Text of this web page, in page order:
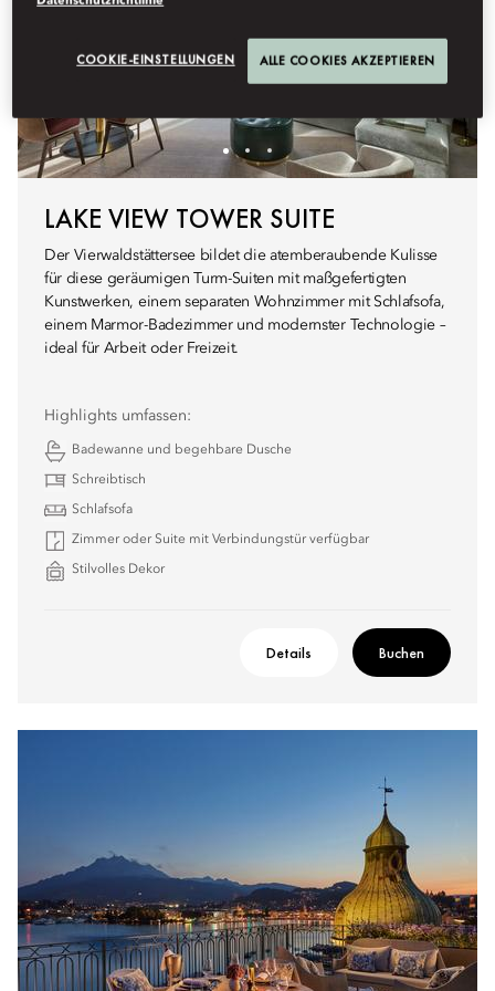
LAKE VIEW TOWER SUITE
Der Vierwaldstättersee bildet die atemberaubende Kulisse
für diese geräumigen Turm-Suiten mit maßgefertigten
Kunstwerken, einem separaten Wohnzimmer mit Schlafsofa,
einem Marmor-Badezimmer und modernster Technologie –
ideal für Arbeit oder Freizeit.
Highlights umfassen:
Badewanne und begehbare Dusche
Schreibtisch
Schlafsofa
Zimmer oder Suite mit Verbindungstür verfügbar
Stilvolles Dekor
Details Buchen
COOKIE-EINSTELLUNGEN ALLE COOKIES AKZEPTIEREN